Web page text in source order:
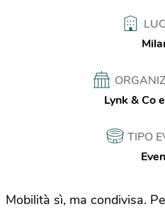
Lynk & Co
TIPO
Mobilità sì, ma condivisa.